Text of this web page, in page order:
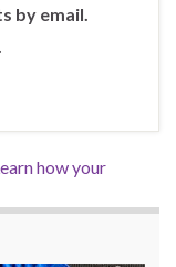
by email.
how your